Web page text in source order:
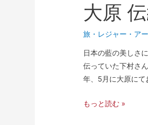
大原
旅・レジャー ・ ア
日本の藍の美しさ
伝っていた下村さ
年、5月に大原に
もっと読む »